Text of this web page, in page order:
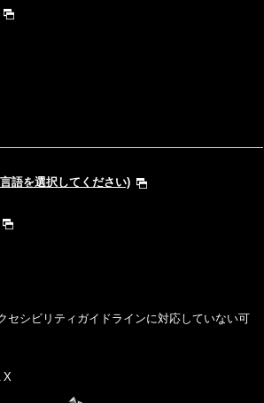
語を選択してください)
セシビリティガイドラインに対応していない可
X